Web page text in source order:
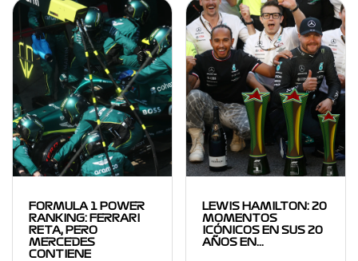
FORMULA 1 POWER
RANKING: FERRARI
RETA, PERO
MERCEDES
CONTIENE
LEWIS HAMILTON: 20
MOMENTOS
ICÓNICOS EN SUS 20
AÑOS EN…